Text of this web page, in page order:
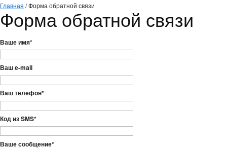
Главная /Форма обратной связи
Форма обратной связи
Ваше имя*
Ваш e-mail
Ваш телефон*
Код из SMS*
Ваше сообщение*